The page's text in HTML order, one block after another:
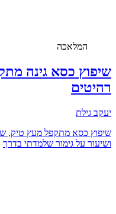
המלאכה
שיפוץ כסא גינה
רהיטים
יעקב גילת
שיפוץ כסא מתקפל מעץ טיק,
ושיעור על גימור שלמדתי בדרך